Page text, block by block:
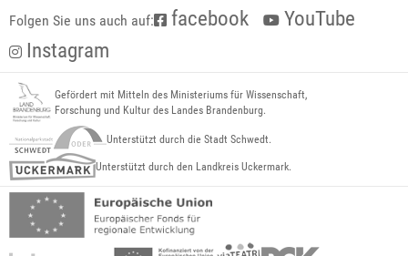
Folgen Sie uns auch auf: facebook
YouTube
Instagram
Gefördert mit Mitteln des Ministeriums für Wissenschaft,
Forschung und Kultur des Landes Brandenburg.
Unterstützt durch die Stadt Schwedt.
Unterstützt durch den Landkreis Uckermark.